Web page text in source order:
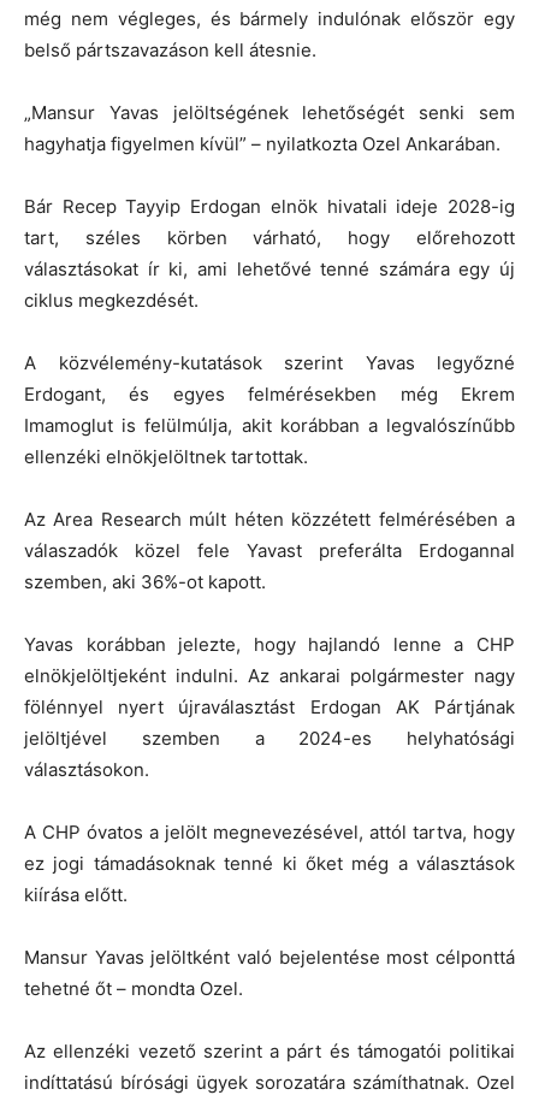
még nem végleges, és bármely indulónak először egy
belső pártszavazáson kell átesnie.
„Mansur Yavas jelöltségének lehetőségét senki sem
hagyhatja figyelmen kívül” – nyilatkozta Ozel Ankarában.
Bár Recep Tayyip Erdogan elnök hivatali ideje 2028-ig
tart, széles körben várható, hogy előrehozott
választásokat ír ki, ami lehetővé tenné számára egy új
ciklus megkezdését.
A közvélemény-kutatások szerint Yavas legyőzné
Erdogant, és egyes felmérésekben még Ekrem
Imamoglut is felülmúlja, akit korábban a legvalószínűbb
ellenzéki elnökjelöltnek tartottak.
Az Area Research múlt héten közzétett felmérésében a
válaszadók közel fele Yavast preferálta Erdogannal
szemben, aki 36%-ot kapott.
Yavas korábban jelezte, hogy hajlandó lenne a CHP
elnökjelöltjeként indulni. Az ankarai polgármester nagy
fölénnyel nyert újraválasztást Erdogan AK Pártjának
jelöltjével szemben a 2024-es helyhatósági
választásokon.
A CHP óvatos a jelölt megnevezésével, attól tartva, hogy
ez jogi támadásoknak tenné ki őket még a választások
kiírása előtt.
Mansur Yavas jelöltként való bejelentése most célponttá
tehetné őt – mondta Ozel.
Az ellenzéki vezető szerint a párt és támogatói politikai
indíttatású bírósági ügyek sorozatára számíthatnak. Ozel